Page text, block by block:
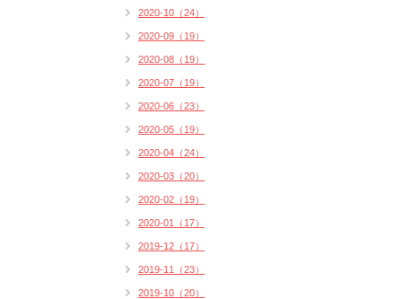
2020-10（24）
2020-09（19）
2020-08（19）
2020-07（19）
2020-06（23）
2020-05（19）
2020-04（24）
2020-03（20）
2020-02（19）
2020-01（17）
2019-12（17）
2019-11（23）
2019-10（20）